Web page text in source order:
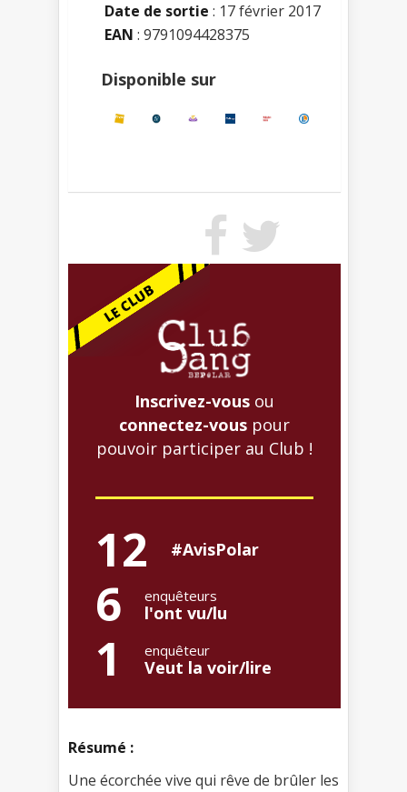
Date de sortie : 17 février 2017
EAN : 9791094428375
Disponible sur
Inscrivez-vous ou
connectez-vous pour
pouvoir participer au Club !
12 #AvisPolar
6 enquêteurs
l'ont vu/lu
1 enquêteur
Veut la voir/lire
Résumé :
Une écorchée vive qui rêve de brûler les